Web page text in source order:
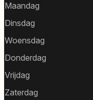
Maandag
Dinsdag
Woensdag
Donderdag
Vrijdag
Zaterdag